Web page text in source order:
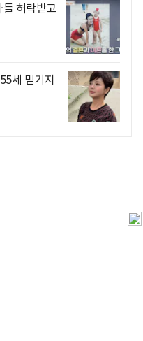
허락받고
세 믿기지